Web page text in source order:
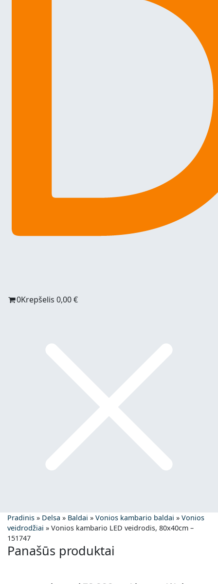
0Krepšelis0,00€
Pradinis » Delsa » Baldai » Vonios kambario baldai » Vonios
veidrodžiai » Vonios kambario LED veidrodis, 80x40cm –
151747
Panašūs produktai